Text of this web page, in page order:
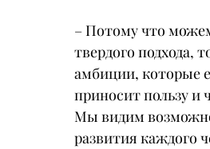
– Потому что
твердого подхода,
амбиции, которые
приносит пользу и
Мы видим
развития каждого